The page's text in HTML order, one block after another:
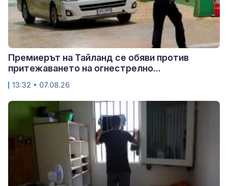
Премиерът на Тайланд се обяви против
притежаването на огнестрелно...
13:32 • 07.08.26